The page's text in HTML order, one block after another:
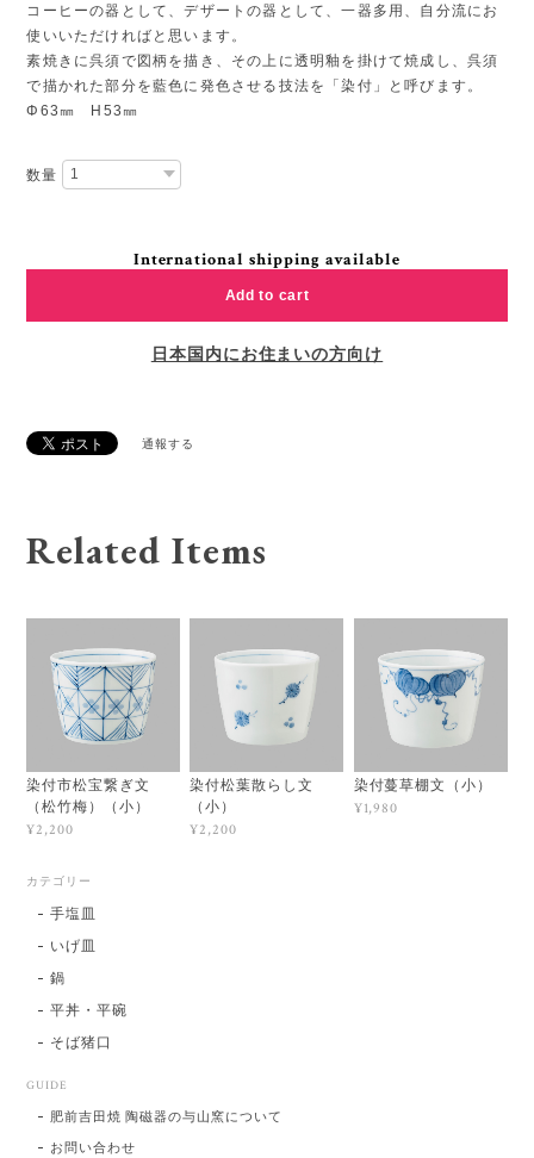
コーヒーの器として、デザートの器として、一器多用、自分流にお
使いいただければと思います。
素焼きに呉須で図柄を描き、その上に透明釉を掛けて焼成し、呉須
で描かれた部分を藍色に発色させる技法を「染付」と呼びます。
Φ63㎜ H53㎜
数量
International shipping available
Add to cart
日本国内にお住まいの方向け
通報する
Related Items
染付市松宝繋ぎ文
（松竹梅）（小）
¥2,200
染付松葉散らし文
（小）
¥2,200
染付蔓草棚文（小）
¥1,980
カテゴリー
手塩皿
いげ皿
鍋
平丼・平碗
そば猪口
GUIDE
肥前吉田焼 陶磁器の与山窯について
お問い合わせ